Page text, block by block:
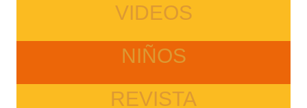
VIDEOS
NIÑOS
REVISTA